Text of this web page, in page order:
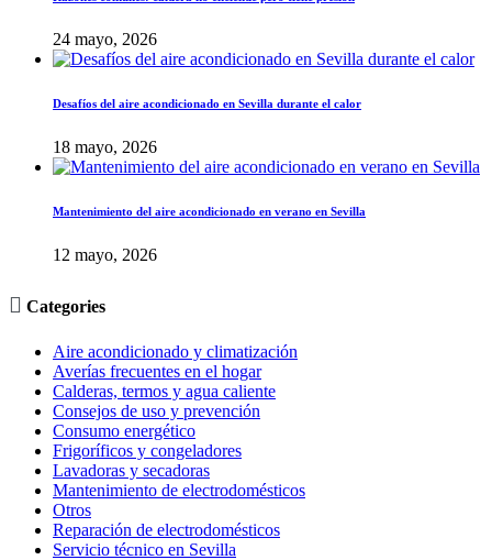
24 mayo, 2026
Desafíos del aire acondicionado en Sevilla durante el calor
18 mayo, 2026
Mantenimiento del aire acondicionado en verano en Sevilla
12 mayo, 2026
 Categories
Aire acondicionado y climatización
Averías frecuentes en el hogar
Calderas, termos y agua caliente
Consejos de uso y prevención
Consumo energético
Frigoríficos y congeladores
Lavadoras y secadoras
Mantenimiento de electrodomésticos
Otros
Reparación de electrodomésticos
Servicio técnico en Sevilla